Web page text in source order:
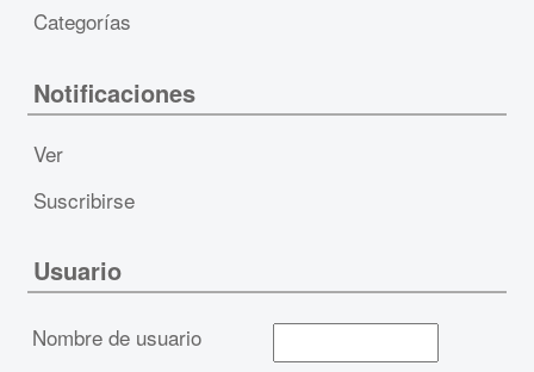
Categorías
Notificaciones
Ver
Suscribirse
Usuario
Nombre de usuario